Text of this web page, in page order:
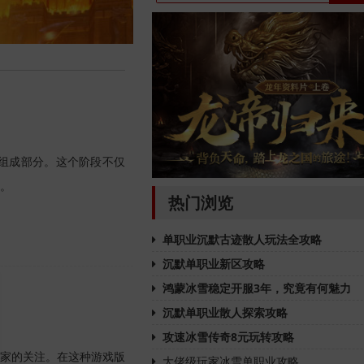
成部分。这个阶段不仅
的关注。在这种游戏版
热门浏览
单职业沉默古迹散人玩法全攻略
沉默单职业新区攻略
鸿蒙冰雪稳定开服3年，究竟有何魅力
沉默单职业散人探索攻略
攻速冰雪传奇8元玩转攻略
大佬级玩家冰雪单职业攻略